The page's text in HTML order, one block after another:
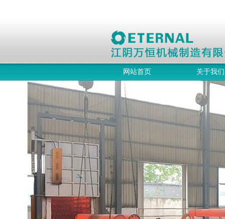
网站首页 关于我们